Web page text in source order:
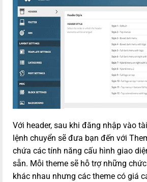
Với header, sau khi đăng nhập vào
lệnh chuyển sẽ đưa bạn đến với
chứa các tính năng cấu hình giao
sẵn. Mỗi theme sẽ hỗ trợ những
khác nhau nhưng các theme có giá